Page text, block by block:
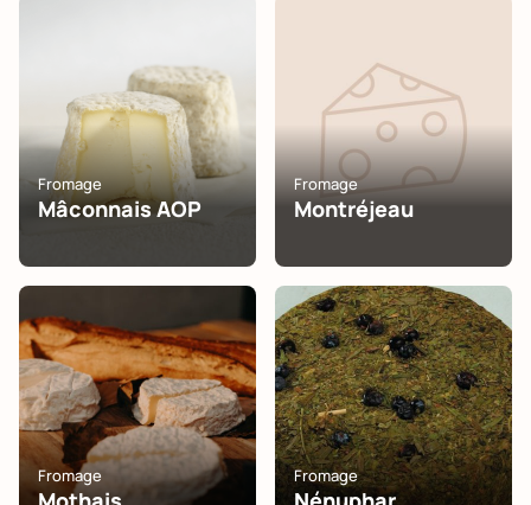
Fromage
Mâconnais AOP
Fromage
Montréjeau
Fromage Fromage